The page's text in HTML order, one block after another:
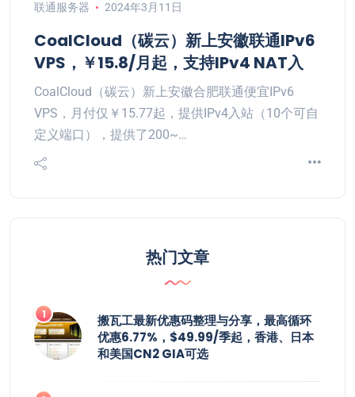
联通服务器 2024年3月11日
CoalCloud（碳云）新上安徽联通IPv6
VPS，￥15.8/月起，支持IPv4 NAT入
CoalCloud（碳云）新上安徽合肥联通便宜IPv6
VPS，月付仅￥15.77起，提供IPv4入站（10个可自
定义端口），提供了200~…
热门文章
搬瓦工最新优惠码整理与分享，最高循环
优惠6.77%，$49.99/季起，香港、日本
和美国CN2 GIA可选